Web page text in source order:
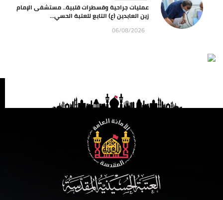
عمليات جراحية وقسطرات قلبية.. مستشفى الإمام
زين العابدين (ع) التابع للعتبة الحسي...
06/08/2026